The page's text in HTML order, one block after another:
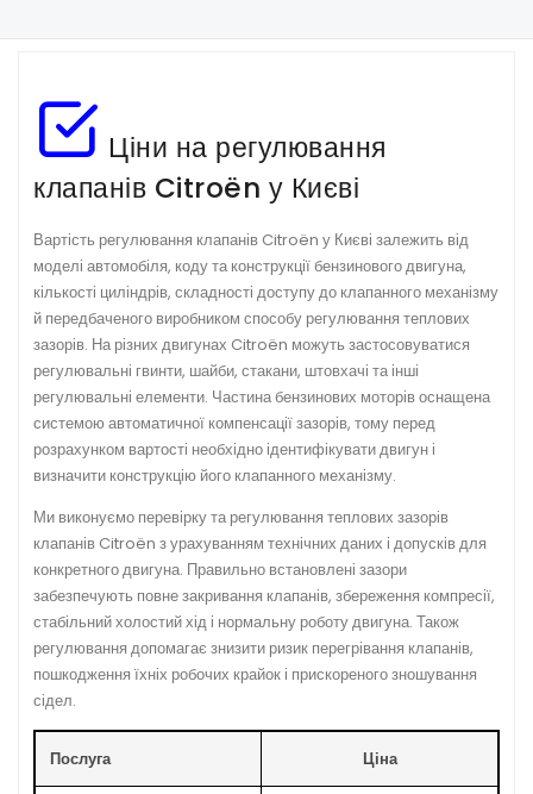
Ціни на регулювання
клапанів Citroën у Києві
Вартість регулювання клапанів Citroën у Києві залежить від
моделі автомобіля, коду та конструкції бензинового двигуна,
кількості циліндрів, складності доступу до клапанного механізму
й передбаченого виробником способу регулювання теплових
зазорів. На різних двигунах Citroën можуть застосовуватися
регулювальні гвинти, шайби, стакани, штовхачі та інші
регулювальні елементи. Частина бензинових моторів оснащена
системою автоматичної компенсації зазорів, тому перед
розрахунком вартості необхідно ідентифікувати двигун і
визначити конструкцію його клапанного механізму.
Ми виконуємо перевірку та регулювання теплових зазорів
клапанів Citroën з урахуванням технічних даних і допусків для
конкретного двигуна. Правильно встановлені зазори
забезпечують повне закривання клапанів, збереження компресії,
стабільний холостий хід і нормальну роботу двигуна. Також
регулювання допомагає знизити ризик перегрівання клапанів,
пошкодження їхніх робочих крайок і прискореного зношування
сідел.
Послуга Ціна